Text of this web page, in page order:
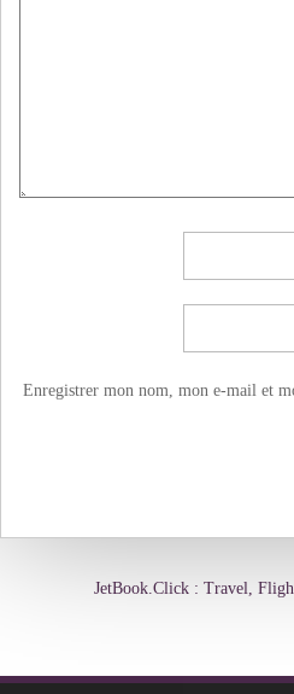
Enregistrer mon nom, mon e-mail et
JetBook.Click : Travel,